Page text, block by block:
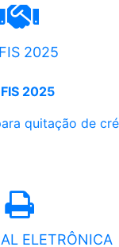
2025
2025
quitação de
ELETRÔNICA